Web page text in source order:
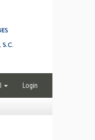
Login